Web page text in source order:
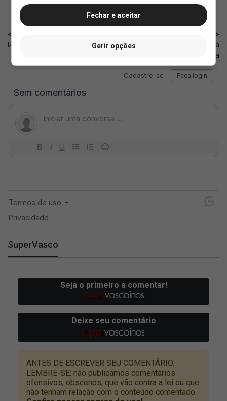
< Anterior
Retrospecto do Vasco em 20/06
Próximo >
Manu Colchón: Vasco faz oferta
milionária por Nelson Deossa
SuperVasco
Fechar e aceitar
Gerir opções